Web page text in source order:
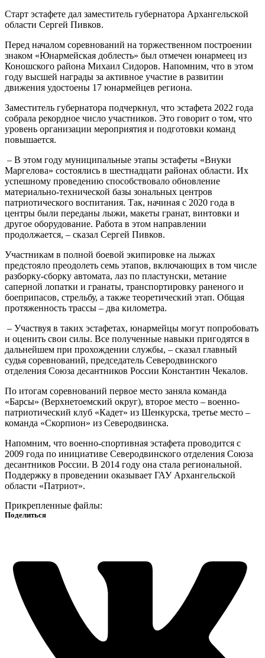
Старт эстафете дал заместитель губернатора Архангельской
области Сергей Пивков.
Перед началом соревнований на торжественном построении
знаком «Юнармейская доблесть» был отмечен юнармеец из
Коношского района Михаил Сидоров. Напомним, что в этом
году высшей награды за активное участие в развитии
движения удостоены 17 юнармейцев региона.
Заместитель губернатора подчеркнул, что эстафета 2022 года
собрала рекордное число участников. Это говорит о том, что
уровень организации мероприятия и подготовки команд
повышается.
– В этом году муниципальные этапы эстафеты «Внуки
Маргелова» состоялись в шестнадцати районах области. Их
успешному проведению способствовало обновление
материально-технической базы зональных центров
патриотического воспитания. Так, начиная с 2020 года в
центры были переданы лыжи, макеты гранат, винтовки и
другое оборудование. Работа в этом направлении
продолжается, – сказал Сергей Пивков.
Участникам в полной боевой экипировке на лыжах
предстояло преодолеть семь этапов, включающих в том числе
разборку-сборку автомата, лаз по пластунски, метание
саперной лопатки и гранаты, транспортировку раненого и
боеприпасов, стрельбу, а также теоретический этап. Общая
протяженность трассы – два километра.
– Участвуя в таких эстафетах, юнармейцы могут попробовать
и оценить свои силы. Все полученные навыки пригодятся в
дальнейшем при прохождении службы, – сказал главный
судья соревнований, председатель Северодвинского
отделения Союза десантников России Константин Чекалов.
По итогам соревнований первое место заняла команда
«Барсы» (Верхнетоемский округ), второе место – военно-
патриотический клуб «Кадет» из Шенкурска, третье место –
команда «Скорпион» из Северодвинска.
Напомним, что военно-спортивная эстафета проводится с
2009 года по инициативе Северодвинского отделения Союза
десантников России. В 2014 году она стала региональной.
Поддержку в проведении оказывает ГАУ Архангельской
области «Патриот».
Прикрепленные файлы:
Поделиться